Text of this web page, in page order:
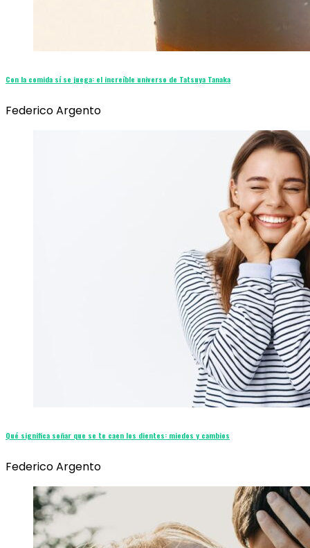
Con la comida sí se juega: el increíble universo de Tatsuya Tanaka
Federico Argento
Qué significa soñar que se te caen los dientes: miedos y cambios
Federico Argento